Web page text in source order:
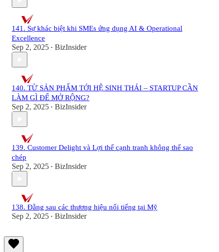
141. Sự khác biệt khi SMEs ứng dụng AI & Operational
Excellence
Sep 2, 2025 • BizInsider
140. TỪ SẢN PHẨM TỚI HỆ SINH THÁI – STARTUP CẦN
LÀM GÌ ĐỂ MỞ RỘNG?
Sep 2, 2025 • BizInsider
139. Customer Delight và Lợi thế cạnh tranh không thể sao
chép
Sep 2, 2025 • BizInsider
138. Đằng sau các thương hiệu nổi tiếng tại Mỹ
Sep 2, 2025 • BizInsider